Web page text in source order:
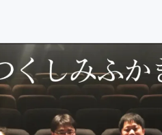
音楽
ゲー